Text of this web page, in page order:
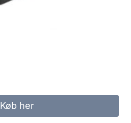
Køb her